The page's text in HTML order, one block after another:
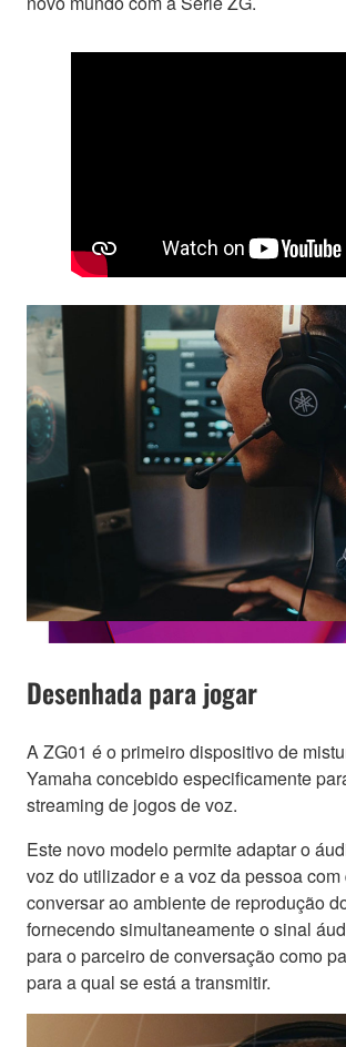
Desenhada para jogar
A ZG01 é o primeiro dispositivo de
Yamaha concebido especificamente
streaming de jogos de voz.
Este novo modelo permite adaptar o
voz do utilizador e a voz da pessoa
conversar ao ambiente de reprodução
fornecendo simultaneamente o sinal
para o parceiro de conversação como
para a qual se está a transmitir.